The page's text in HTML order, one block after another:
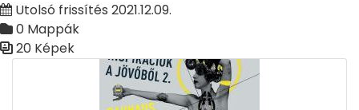
Utolsó frissítés 2021.12.09.
0 Mappák
20 Képek